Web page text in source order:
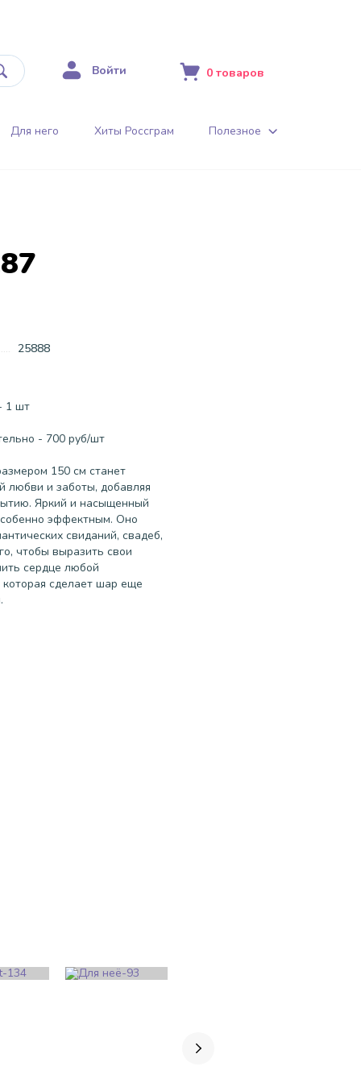
Войти 0 товаров
Для него Хиты Россграм Полезное
25888
1 шт
- 700 руб/шт
150 см станет
и заботы, добавляя
Яркий и насыщенный
эффектным. Оно
свиданий, свадеб,
чтобы выразить свои
сердце любой
сделает шар еще